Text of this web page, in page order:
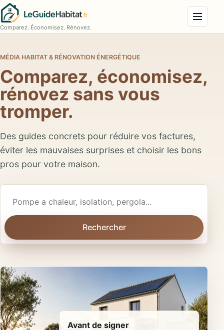
Comparez. Économisez. Rénovez. Menu
MÉDIA HABITAT & RÉNOVATION ÉNERGÉTIQUE
Comparez, économisez,
rénovez sans vous
tromper.
Des guides concrets pour réduire vos factures,
éviter les mauvaises surprises et choisir les bons
pros pour votre maison.
Rechercher
Avant de signer